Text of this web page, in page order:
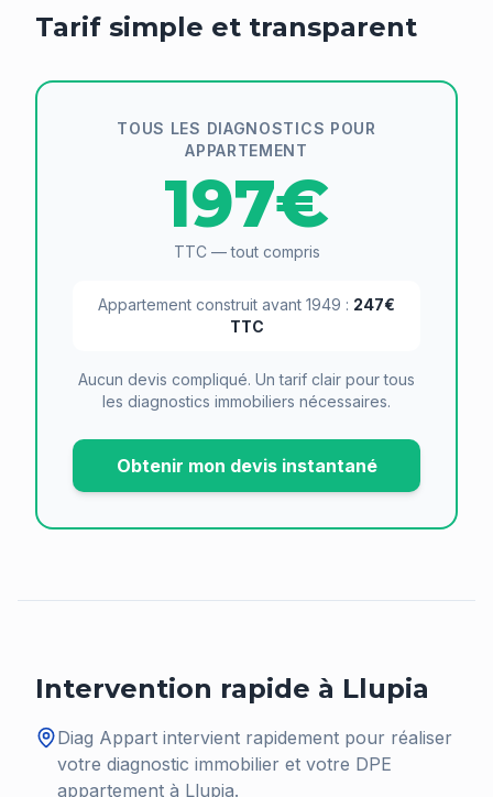
Tarif simple et transparent
TOUS LES DIAGNOSTICS POUR
APPARTEMENT
197€
TTC — tout compris
Appartement construit avant 1949 : 247€
TTC
Aucun devis compliqué. Un tarif clair pour tous
les diagnostics immobiliers nécessaires.
Obtenir mon devis instantané
Intervention rapide à Llupia
Diag Appart intervient rapidement pour réaliser
votre diagnostic immobilier et votre DPE
appartement à Llupia.